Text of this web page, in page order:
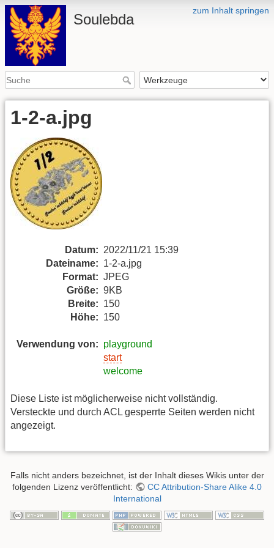
zum Inhalt springen
Soulebda
1-2-a.jpg
Datum: 2022/11/21 15:39
Dateiname: 1-2-a.jpg
Format: JPEG
Größe: 9KB
Breite: 150
Höhe: 150
Verwendung von: playground
start
welcome
Diese Liste ist möglicherweise nicht vollständig.
Versteckte und durch ACL gesperrte Seiten werden nicht
angezeigt.
Falls nicht anders bezeichnet, ist der Inhalt dieses Wikis unter der
folgenden Lizenz veröffentlicht:
CC Attribution-Share Alike 4.0
International